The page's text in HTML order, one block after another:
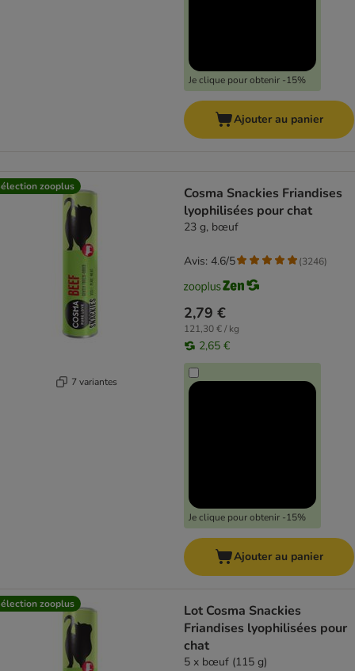
Je clique pour obtenir -15%
Ajouter au panier
zooplus
7 variantes
Cosma Snackies Friandises
lyophilisées pour chat
23 g, bœuf
2,79 €
121,30 € / kg
2,65 €
Je clique pour obtenir -15%
Avis: 4.6/5 (3246)
Ajouter au panier
zooplus
Lot Cosma Snackies
Friandises lyophilisées pour
chat
5 x bœuf (115 g)